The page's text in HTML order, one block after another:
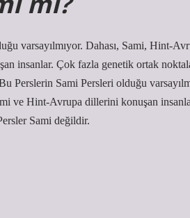
varsayılmıyor. Dahası, Sami, Hint-
insanlar. Çok fazla genetik ortak
Perslerin Sami Persleri olduğu
ve Hint-Avrupa dillerini konuşan
Sami değildir.